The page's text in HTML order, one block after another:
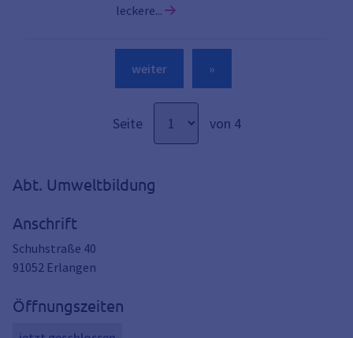
leckere...
Link zu den Details der
Seite von 4
weiter »
Abt. Umweltbildung
Anschrift
Schuhstraße 40
91052 Erlangen
Öffnungszeiten